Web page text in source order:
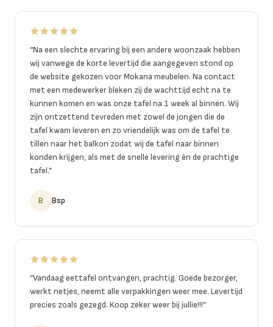
“Na een slechte ervaring bij een andere woonzaak hebben
wij vanwege de korte levertijd die aangegeven stond op
de website gekozen voor Mokana meubelen. Na contact
met een medewerker bleken zij de wachttijd echt na te
kunnen komen en was onze tafel na 1 week al binnen. Wij
zijn ontzettend tevreden met zowel de jongen die de
tafel kwam leveren en zo vriendelijk was om de tafel te
tillen naar het balkon zodat wij de tafel naar binnen
konden krijgen, als met de snelle levering én de prachtige
tafel.”
B Bsp
“Vandaag eettafel ontvangen, prachtig. Goede bezorger,
werkt netjes, neemt alle verpakkingen weer mee. Levertijd
precies zoals gezegd. Koop zeker weer bij jullie!!!”